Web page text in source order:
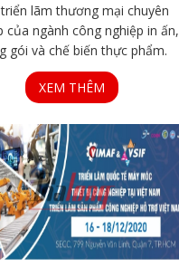
lãm thương mại chuyên
của ngành công nghiệp in ấn,
gói và chế biến thực phẩm.
XEM THÊM